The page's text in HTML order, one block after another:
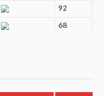
92
68